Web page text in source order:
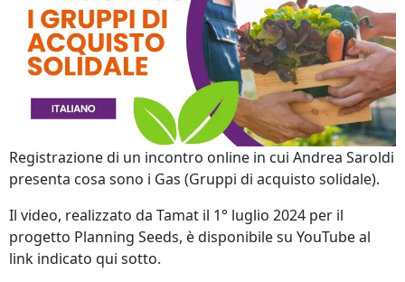
Registrazione di un incontro online in cui Andrea Saroldi
presenta cosa sono i Gas (Gruppi di acquisto solidale).
Il video, realizzato da Tamat il 1° luglio 2024 per il
progetto Planning Seeds, è disponibile su YouTube al
link indicato qui sotto.